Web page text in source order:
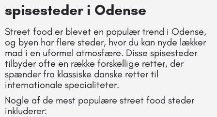
spisesteder i Odense
Street food er blevet en populær trend i Odense,
og byen har flere steder, hvor du kan nyde lækker
mad i en uformel atmosfære. Disse spisesteder
tilbyder ofte en række forskellige retter, der
spænder fra klassiske danske retter til
internationale specialiteter.
Nogle af de mest populære street food steder
inkluderer: